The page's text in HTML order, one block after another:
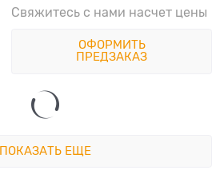
Свяжитесь с нами насчет цены
ОФОРМИТЬ
ПРЕДЗАКАЗ
ПОКАЗАТЬ ЕЩЕ